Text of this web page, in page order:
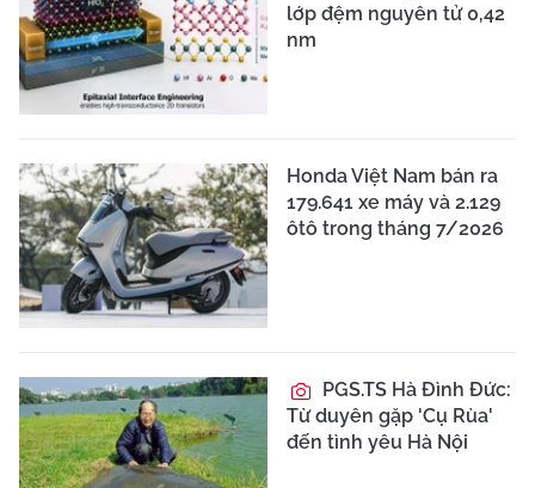
lớp đệm nguyên tử 0,42
nm
Honda Việt Nam bán ra
179.641 xe máy và 2.129
ôtô trong tháng 7/2026
PGS.TS Hà Đình Đức:
Từ duyên gặp 'Cụ Rùa'
đến tình yêu Hà Nội